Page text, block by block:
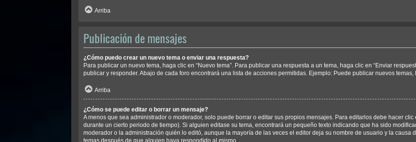
Arriba
Publicación de mensajes
¿Cómo puedo crear un nuevo tema o enviar una respuesta?
Para publicar un nuevo tema, haga clic en “Nuevo tema”. Para publicar una respuesta a un tema, haga clic en “Enviar
publicar y responder. Abajo de cada foro encontrará una lista de acciones permitidas. Ejemplo: Puede publicar nuevos
Arriba
¿Cómo se puede editar o borrar un mensaje?
A menos que sea administrador o moderador, solo puede borrar o editar sus propios mensajes. Para editarlos debe hacer clic
durante un cierto periodo de tiempo). Si alguien editase su tema, encontrará un pequeño texto indicando que ha sido
moderador o la administración quién lo editó, aunque la mayoría de las veces el editor deja su nombre de usuario y la causa
temas después de que alguien haya respondido al mismo.